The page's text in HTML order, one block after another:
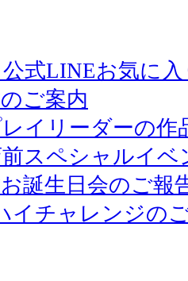
式LINEお気に
ご案内
イリーダーの作
スペシャルイベ
誕生日会のご報
イチャレンジの